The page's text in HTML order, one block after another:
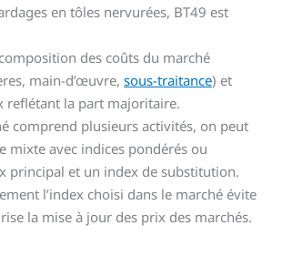
en tôles nervurées, BT49 est
des coûts du marché
main-d’œuvre,sous-traitance) et
reflétant la part majoritaire.
comprend plusieurs activités, on peut
mixte avec indices pondérés ou
principal et un index de substitution.
l’index choisi dans le marché évite
la mise à jour des prix des marchés.